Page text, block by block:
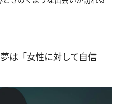
は「女性に対して自信